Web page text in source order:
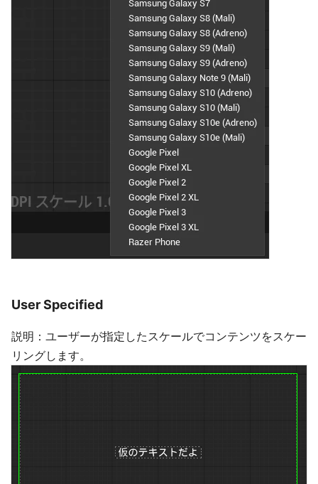
User Specified
説明：ユーザーが指定したスケールでコンテンツをスケー
リングします。